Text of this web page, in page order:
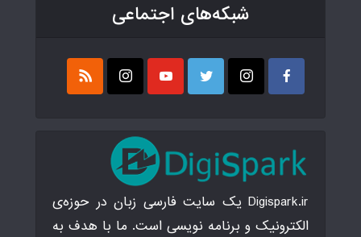
شبکه‌های اجتماعی
Digispark.ir یک سایت فارسی زبان در حوزه‌ی
الکترونیک و برنامه نویسی است. ما با هدف به